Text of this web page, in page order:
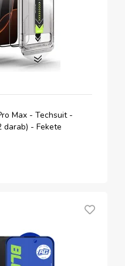
Max - Techsuit -
darab) - Fekete